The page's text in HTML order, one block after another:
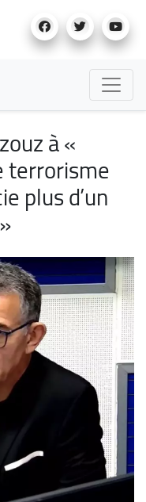
à «
terrorisme
plus d’un